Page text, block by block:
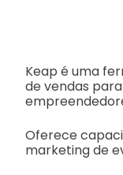
Keap é uma
de vendas
Oferece
marketing de